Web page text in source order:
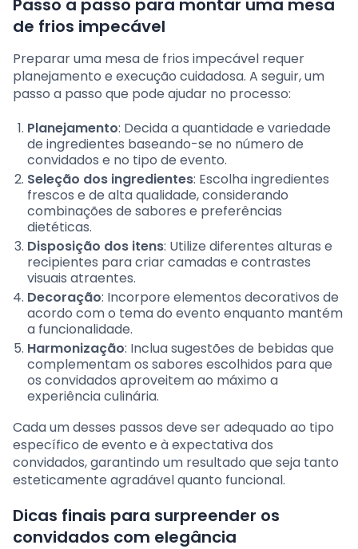
Passo a passo para montar uma mesa
de frios impecável
Preparar uma mesa de frios impecável requer
planejamento e execução cuidadosa. A seguir, um
passo a passo que pode ajudar no processo:
Planejamento: Decida a quantidade e variedade
de ingredientes baseando-se no número de
convidados e no tipo de evento.
Seleção dos ingredientes: Escolha ingredientes
frescos e de alta qualidade, considerando
combinações de sabores e preferências
dietéticas.
Disposição dos itens: Utilize diferentes alturas e
recipientes para criar camadas e contrastes
visuais atraentes.
Decoração: Incorpore elementos decorativos de
acordo com o tema do evento enquanto mantém
a funcionalidade.
Harmonização: Inclua sugestões de bebidas que
complementam os sabores escolhidos para que
os convidados aproveitem ao máximo a
experiência culinária.
Cada um desses passos deve ser adequado ao tipo
específico de evento e à expectativa dos
convidados, garantindo um resultado que seja tanto
esteticamente agradável quanto funcional.
Dicas finais para surpreender os
convidados com elegância